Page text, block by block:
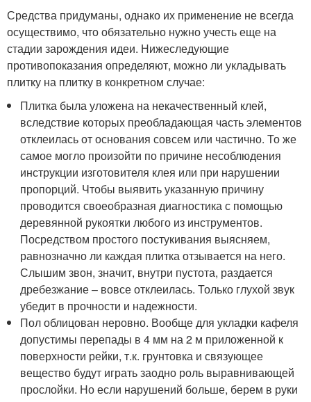
Средства придуманы, однако их применение не всегда
осуществимо, что обязательно нужно учесть еще на
стадии зарождения идеи. Нижеследующие
противопоказания определяют, можно ли укладывать
плитку на плитку в конкретном случае:
Плитка была уложена на некачественный клей,
вследствие которых преобладающая часть элементов
отклеилась от основания совсем или частично. То же
самое могло произойти по причине несоблюдения
инструкции изготовителя клея или при нарушении
пропорций. Чтобы выявить указанную причину
проводится своеобразная диагностика с помощью
деревянной рукоятки любого из инструментов.
Посредством простого постукивания выясняем,
равнозначно ли каждая плитка отзывается на него.
Слышим звон, значит, внутри пустота, раздается
дребезжание – вовсе отклеилась. Только глухой звук
убедит в прочности и надежности.
Пол облицован неровно. Вообще для укладки кафеля
допустимы перепады в 4 мм на 2 м приложенной к
поверхности рейки, т.к. грунтовка и связующее
вещество будут играть заодно роль выравнивающей
прослойки. Но если нарушений больше, берем в руки